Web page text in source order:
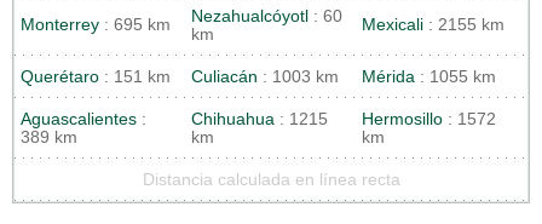
Monterrey : 695 km Nezahualcóyotl : 60
km
Mexicali : 2155 km
Querétaro : 151 km Culiacán : 1003 km Mérida : 1055 km
Aguascalientes :
389 km
Chihuahua : 1215
km
Hermosillo : 1572
km
Distancia calculada en línea recta